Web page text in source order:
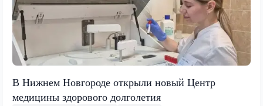
В Нижнем Новгороде открыли новый Центр
медицины здорового долголетия